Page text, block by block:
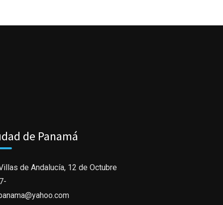
de Panamá
de Andalucía, 12 de Octubre